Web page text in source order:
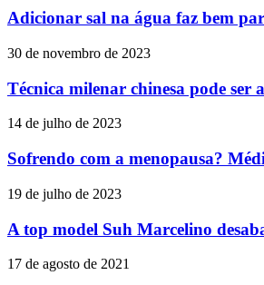
Adicionar sal na água faz bem
30 de novembro de 2023
Técnica milenar chinesa pode ser
14 de julho de 2023
Sofrendo com a menopausa?
19 de julho de 2023
A top model Suh Marcelino
17 de agosto de 2021